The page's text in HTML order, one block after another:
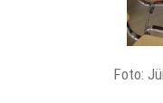
Foto: